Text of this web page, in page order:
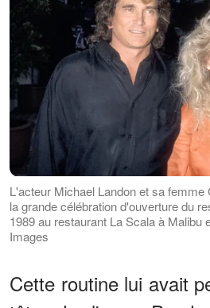
L'acteur Michael Landon et sa
la grande célébration d'ouverture du
1989 au restaurant La Scala à Malibu
Images
Cette routine lui avait